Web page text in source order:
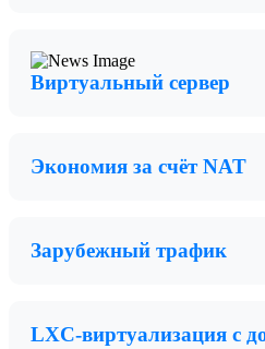
Виртуальный сервер
Экономия за счёт NAT
Зарубежный трафик
LXC-виртуализация с